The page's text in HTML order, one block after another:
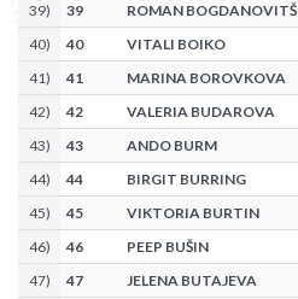
39) 39 ROMAN BOGDANOVITŠ
40) 40 VITALI BOIKO
41) 41 MARINA BOROVKOVA
42) 42 VALERIA BUDAROVA
43) 43 ANDO BURM
44) 44 BIRGIT BURRING
45) 45 VIKTORIA BURTIN
46) 46 PEEP BUŠIN
47) 47 JELENA BUTAJEVA